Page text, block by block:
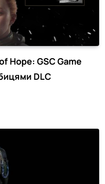
Hope: GSC Game
DLC